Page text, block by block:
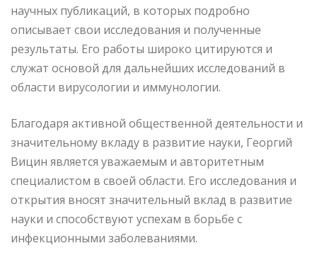
научных публикаций, в которых подробно
описывает свои исследования и полученные
результаты. Его работы широко цитируются и
служат основой для дальнейших исследований в
области вирусологии и иммунологии.
Благодаря активной общественной деятельности и
значительному вкладу в развитие науки, Георгий
Вицин является уважаемым и авторитетным
специалистом в своей области. Его исследования и
открытия вносят значительный вклад в развитие
науки и способствуют успехам в борьбе с
инфекционными заболеваниями.